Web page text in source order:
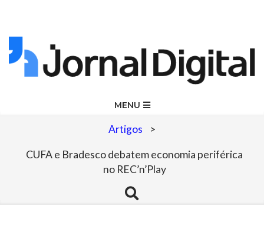
Skip
to
Jornal
Digital
MENU
Artigos >
CUFA e Bradesco debatem economia periférica
no REC’n’Play
Search